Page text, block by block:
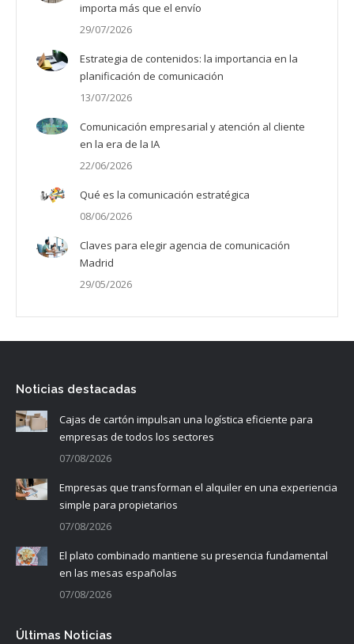
importa más que el envío
29/07/2026
Estrategia de contenidos: la importancia en la
planificación de comunicación
13/07/2026
Comunicación empresarial y atención al cliente
en la era de la IA
22/06/2026
Qué es la comunicación estratégica
08/06/2026
Claves para elegir agencia de comunicación
Madrid
29/05/2026
Noticias destacadas
Cajas de cartón impulsan una logística eficiente para
empresas de todos los sectores
07/08/2026
Empresas que transforman el alquiler en una experiencia
simple para propietarios
07/08/2026
El plato combinado mantiene su presencia fundamental
en las mesas españolas
07/08/2026
Últimas Noticias